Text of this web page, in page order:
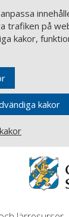
trafiken på
kakor,
kakor